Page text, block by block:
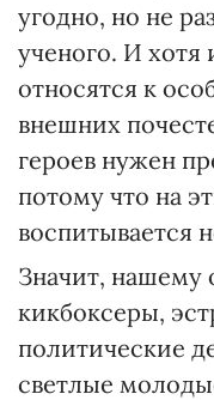
угодно, но не
ученого. И хотя
относятся к
внешних
героев нужен
потому что на
воспитывается
Значит, нашему
кикбоксеры,
политические
светлые